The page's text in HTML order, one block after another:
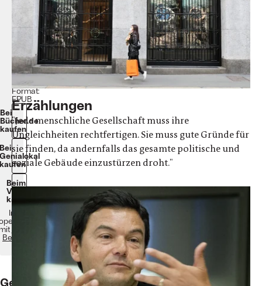
Seiten.
Gebunden.
39,95
eBook:
30,99
Format:
EPUB
Bei
Bücher.de
kaufen
Beim
Verlag
kaufen
In
Beck
Geweiteter
Erzählungen
"Jede menschliche Gesellschaft muss ihre
Ungleichheiten rechtfertigen. Sie muss gute Gründe für
sie finden, da andernfalls das gesamte politische und
soziale Gebäude einzustürzen droht."